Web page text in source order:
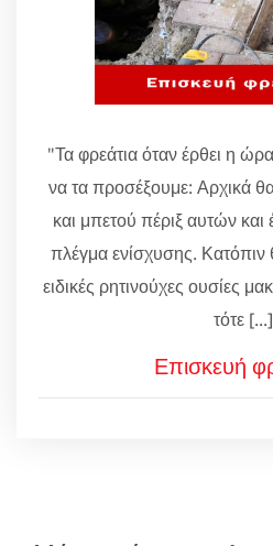
"Τα φρεάτια όταν έρθει η
να τα προσέξουμε: Αρχικά
και μπετού πέριξ αυτών και
πλέγμα ενίσχυσης. Κατόπιν
ειδικές ρητινούχες ουσίες
τότε
Επισκευή